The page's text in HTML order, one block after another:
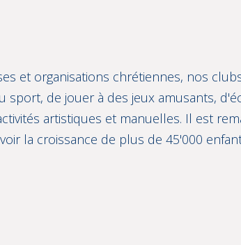
et organisations chrétiennes, nos
sport, de jouer à des jeux amusants,
artistiques et manuelles. Il est
la croissance de plus de 45'000